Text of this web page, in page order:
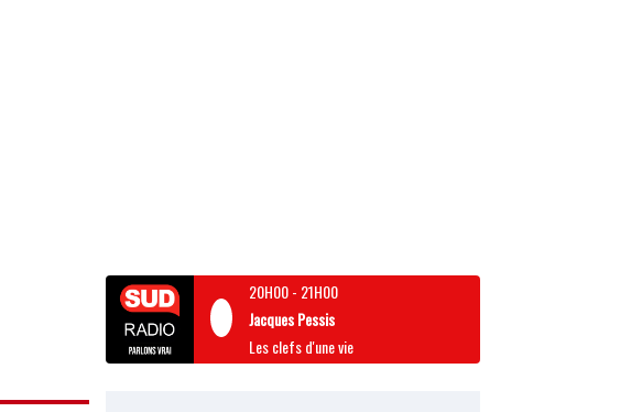
20H00- 21H00
Jacques Pessis
Les clefs d'une vie